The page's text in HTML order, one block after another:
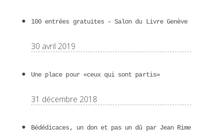
100 entrées gratuites – Salon du Livre Genève
30 avril 2019
Une place pour «ceux qui sont partis»
31 décembre 2018
Bédédicaces, un don et pas un dû par Jean Rime